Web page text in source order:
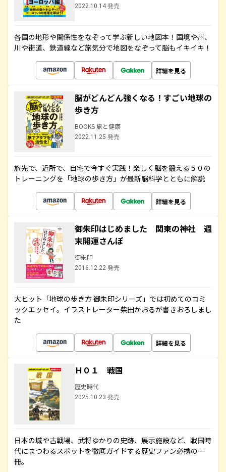
2022.10.14 発売
各国の地形や関係性をなぞって学ぶ新しい地図本！国境や州、
川や街道、鉄道線など旅気分で地図をなぞって脳もイキイキ！
詳細を見る
脳がどんどん強くなる！すごい地球の
歩き方
BOOKS 旅と健康
2022.11.25 発売
旅先で、近所で、自宅で今すぐ実践！楽しく脳を鍛える５０の
トレーニングを「地球の歩き方」が最新脳科学とともに解説
詳細を見る
御朱印はじめました 関東の神社 週
末開運さんぽ
御朱印
2016.12.22 発売
大ヒット「地球の歩き方 御朱印シリーズ」では初めてのコミ
ックエッセイ。イラストレーター柴田かおるが書きおろしまし
た
詳細を見る
Ｈ０１ 戦国
歴史時代
2025.10.23 発売
日本の城や古戦場、武将ゆかりの史跡、展示施設など、戦国時
代にまつわるスポットを徹底ガイドする歴史ファン必携の一
冊。